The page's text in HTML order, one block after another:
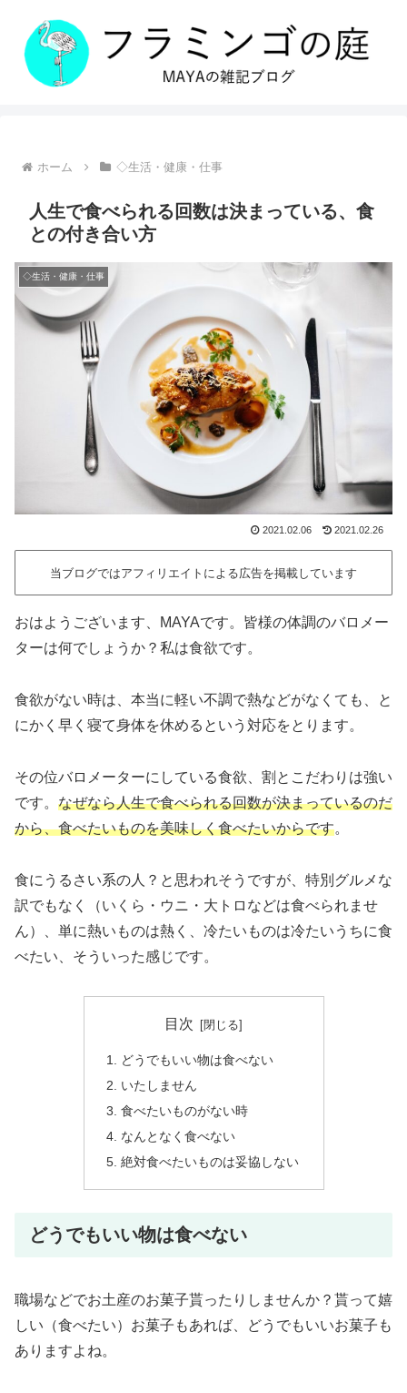
ホーム ◇生活・健康・仕事
人生で食べられる回数は決まっている、食
との付き合い方
◇生活・健康・仕事
2021.02.06 2021.02.26
当ブログではアフィリエイトによる広告を掲載しています
おはようございます、MAYAです。皆様の体調のバロメー
ターは何でしょうか？私は食欲です。
食欲がない時は、本当に軽い不調で熱などがなくても、と
にかく早く寝て身体を休めるという対応をとります。
その位バロメーターにしている食欲、割とこだわりは強い
です。 なぜなら人生で食べられる回数が決まっているのだ
から、食べたいものを美味しく食べたいからです。
食にうるさい系の人？と思われそうですが、特別グルメな
訳でもなく（いくら・ウニ・大トロなどは食べられませ
ん）、単に熱いものは熱く、冷たいものは冷たいうちに食
べたい、そういった感じです。
目次
どうでもいい物は食べない
いたしません
食べたいものがない時
なんとなく食べない
絶対食べたいものは妥協しない
どうでもいい物は食べない
職場などでお土産のお菓子貰ったりしませんか？貰って嬉
しい（食べたい）お菓子もあれば、どうでもいいお菓子も
ありますよね。